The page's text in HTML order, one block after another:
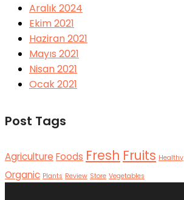
Aralık 2024
Ekim 2021
Haziran 2021
Mayıs 2021
Nisan 2021
Ocak 2021
Post Tags
Agriculture Foods Fresh Fruits Healthy
Organic Plants Review Store Vegetables